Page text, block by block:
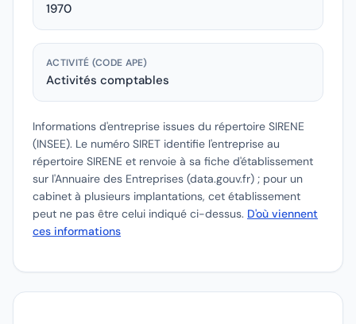
1970
ACTIVITÉ (CODE APE)
Activités comptables
Informations d'entreprise issues du répertoire SIRENE
(INSEE). Le numéro SIRET identifie l'entreprise au
répertoire SIRENE et renvoie à sa fiche d'établissement
sur l'Annuaire des Entreprises (data.gouv.fr) ; pour un
cabinet à plusieurs implantations, cet établissement
peut ne pas être celui indiqué ci-dessus. D'où viennent
ces informations